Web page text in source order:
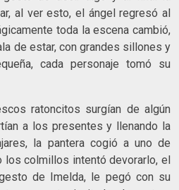
al ver esto, el ángel regresó al
toda la escena cambió,
de estar, con grandes sillones y
cada personaje tomó su
ratoncitos surgían de algún
a los presentes y llenando la
la pantera cogió a uno de
los colmillos intentó devorarlo, el
de Imelda, le pegó con su